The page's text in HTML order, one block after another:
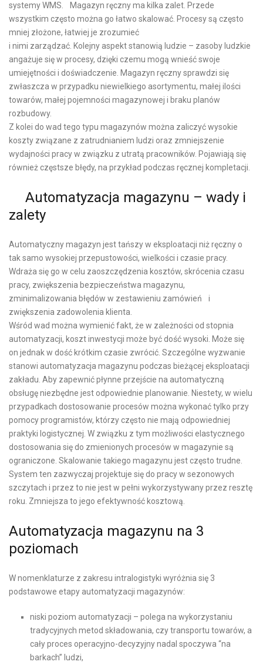
systemy WMS. Magazyn ręczny ma kilka zalet. Przede
wszystkim często można go łatwo skalować. Procesy są często
mniej złożone, łatwiej je zrozumieć
i nimi zarządzać. Kolejny aspekt stanowią ludzie – zasoby ludzkie
angażuje się w procesy, dzięki czemu mogą wnieść swoje
umiejętności i doświadczenie. Magazyn ręczny sprawdzi się
zwłaszcza w przypadku niewielkiego asortymentu, małej ilości
towarów, małej pojemności magazynowej i braku planów
rozbudowy.
Z kolei do wad tego typu magazynów można zaliczyć wysokie
koszty związane z zatrudnianiem ludzi oraz zmniejszenie
wydajności pracy w związku z utratą pracowników. Pojawiają się
również częstsze błędy, na przykład podczas ręcznej kompletacji.
Automatyzacja magazynu – wady i
zalety
Automatyczny magazyn jest tańszy w eksploatacji niż ręczny o
tak samo wysokiej przepustowości, wielkości i czasie pracy.
Wdraża się go w celu zaoszczędzenia kosztów, skrócenia czasu
pracy, zwiększenia bezpieczeństwa magazynu,
zminimalizowania błędów w zestawieniu zamówień i
zwiększenia zadowolenia klienta.
Wśród wad można wymienić fakt, że w zależności od stopnia
automatyzacji, koszt inwestycji może być dość wysoki. Może się
on jednak w dość krótkim czasie zwrócić. Szczególne wyzwanie
stanowi automatyzacja magazynu podczas bieżącej eksploatacji
zakładu. Aby zapewnić płynne przejście na automatyczną
obsługę niezbędne jest odpowiednie planowanie. Niestety, w wielu
przypadkach dostosowanie procesów można wykonać tylko przy
pomocy programistów, którzy często nie mają odpowiedniej
praktyki logistycznej. W związku z tym możliwości elastycznego
dostosowania się do zmienionych procesów w magazynie są
ograniczone. Skalowanie takiego magazynu jest często trudne.
System ten zazwyczaj projektuje się do pracy w sezonowych
szczytach i przez to nie jest w pełni wykorzystywany przez resztę
roku. Zmniejsza to jego efektywność kosztową.
Automatyzacja magazynu na 3
poziomach
W nomenklaturze z zakresu intralogistyki wyróżnia się 3
podstawowe etapy automatyzacji magazynów:
niski poziom automatyzacji – polega na wykorzystaniu
tradycyjnych metod składowania, czy transportu towarów, a
cały proces operacyjno-decyzyjny nadal spoczywa “na
barkach” ludzi,